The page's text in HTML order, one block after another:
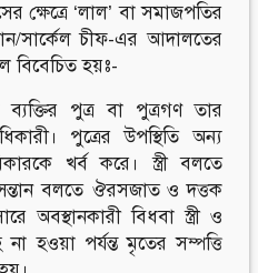
ক্ষেত্রে ‘লাল’ বা সমাজপতির
সার্কেল চীফ-এর আদালতের
বিবেচিত হয়ঃ-
পুত্র বা পুত্রগণ তার
পুত্রের উপস্থিতি অন্য
খর্ব করে। স্ত্রী বলতে
সন্তান বলতে ঔরসজাত ও দত্তক
অবস্থানকারী বিধবা স্ত্রী ও
হওয়া পর্যন্ত মৃতের সম্পত্তি